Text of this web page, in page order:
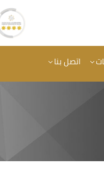
اتصل بنا